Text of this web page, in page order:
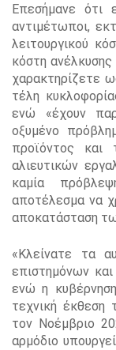
Επεσήμανε ότι
αντιμέτωποι,
λειτουργικού
κόστη
χαρακτηρίζετε
τέλη
ενώ «έχουν
οξυμένο
προϊόντος και
αλιευτικών
καμία
αποτέλεσμα να
αποκατάσταση
«Κλείνατε τα
επιστημόνων
ενώ η
τεχνική
τον Νοέμβριο
αρμόδιο